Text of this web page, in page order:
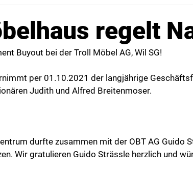
regelt
Buyout bei der Troll Möbel AG, Wil SG!
per 01.10.2021 der langjährige
Judith und Alfred Breitenmoser.
durfte zusammen mit der OBT AG Guido
Wir gratulieren Guido Strässle herzlich und